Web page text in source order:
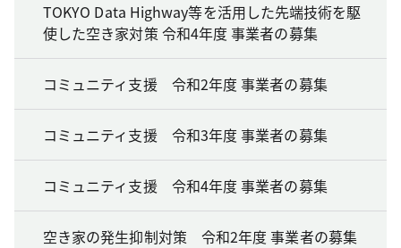
TOKYO Data Highway等を活用した先端技術を駆
使した空き家対策 令和4年度 事業者の募集
コミュニティ支援 令和2年度 事業者の募集
コミュニティ支援 令和3年度 事業者の募集
コミュニティ支援 令和4年度 事業者の募集
空き家の発生抑制対策 令和2年度 事業者の募集